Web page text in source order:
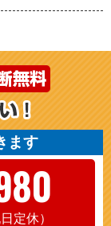
ます
定休）